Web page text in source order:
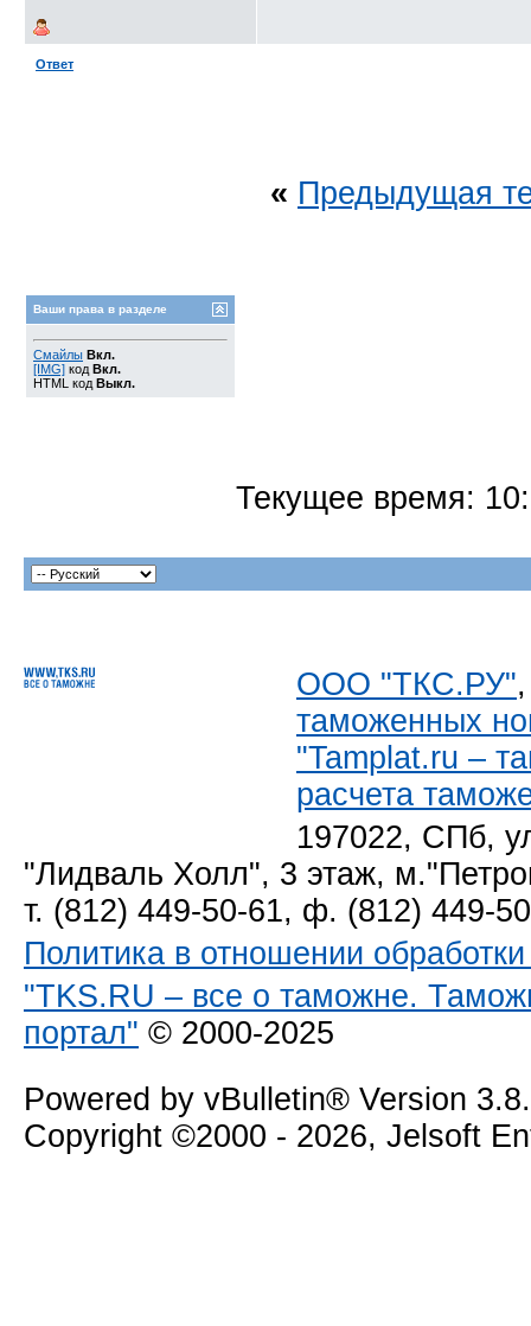
Ответ
« Предыдущая
Ваши права в разделе
Смайлы Вкл.
[IMG] код Вкл.
HTML код Выкл.
Текущее время:
ООО "ТКС.РУ"
таможенных
"Tamplat.ru –
расчета
197022, СПб,
"Лидваль Холл", 3 этаж,
т. (812) 449-50-61, ф. (812) 449-
Политика в отношении
"TKS.RU – все о таможне.
портал" © 2000-2025
Powered by vBulletin® Version
Copyright ©2000 - 2026, Jelsoft